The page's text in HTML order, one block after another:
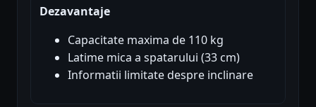
Dezavantaje
Capacitate maxima de 110 kg
Latime mica a spatarului (33 cm)
Informatii limitate despre inclinare